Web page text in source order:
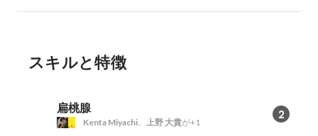
スキルと特徴
扁桃腺 2
Kenta Miyachi、 上野 大貴が+1